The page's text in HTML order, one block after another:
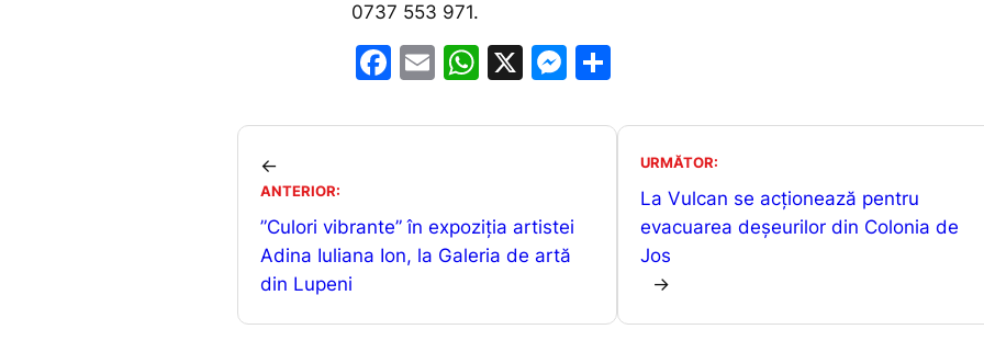
0737 553 971.
F
c
o
o
E
ai
W
at
p
p
X
M
s
n
g
ta
←
ANTERIOR:
”Culori vibrante” în expoziția artistei
Adina Iuliana Ion, la Galeria de artă
din Lupeni
URMĂTOR:
La Vulcan se acționează pentru
evacuarea deșeurilor din Colonia de
Jos
→